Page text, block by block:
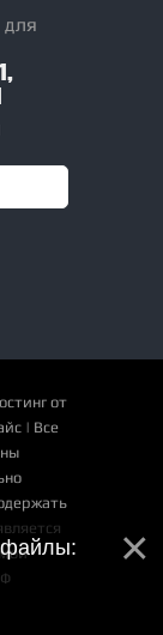
от
| Все
файлы: